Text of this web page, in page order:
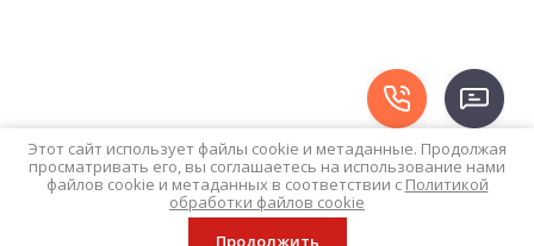
Этот сайт использует файлы cookie и метаданные. Продолжая
просматривать его, вы соглашаетесь на использование нами
файлов cookie и метаданных в соответствии с Политикой
обработки файлов cookie
Продолжить